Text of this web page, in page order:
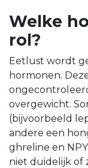
Welke
rol?
Eetlust wordt
hormonen.
overgewicht.
(bijvoorbeeld
andere een
ghreline en
niet duidelijk of